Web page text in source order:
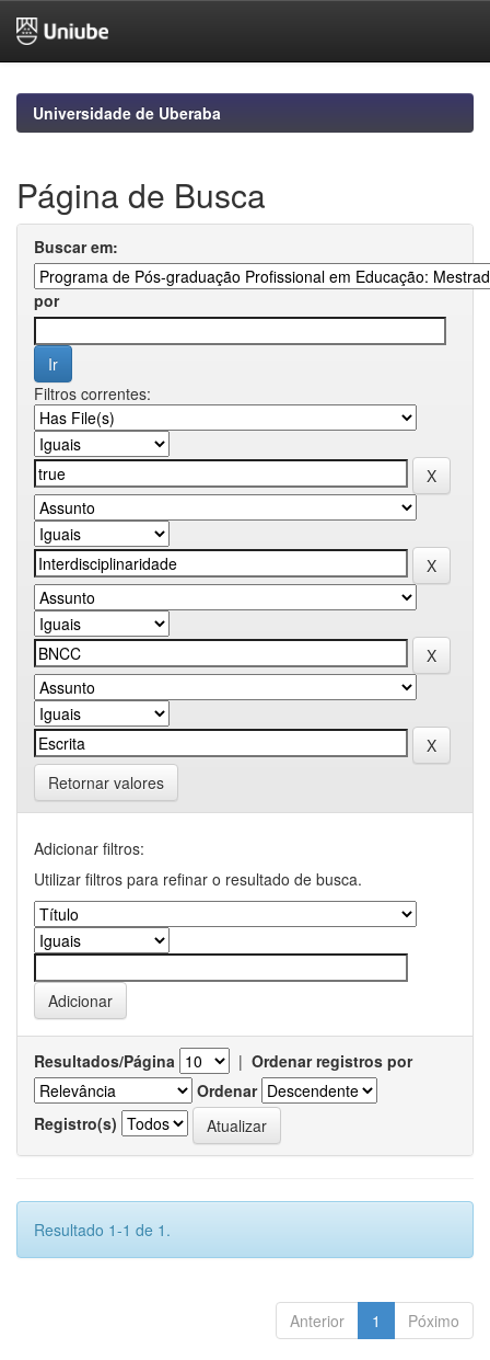
navigationUniversidade de Uberaba
Página de Busca
Buscar em:
por
Filtros correntes:
Retornar valores
Adicionar filtros:
Utilizar filtros para refinar o resultado de busca.
Resultados/Página | Ordenar registros por
Ordenar
Registro(s)
Resultado 1-1 de 1.
Anterior 1 Póximo